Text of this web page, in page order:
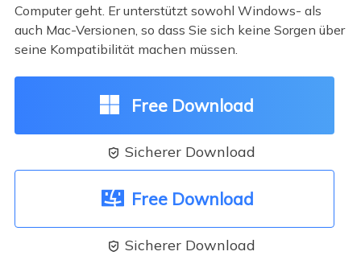
Computer geht. Er unterstützt sowohl Windows- als
auch Mac-Versionen, so dass Sie sich keine Sorgen über
seine Kompatibilität machen müssen.
Free Download
 Sicherer Download
Free Download
 Sicherer Download